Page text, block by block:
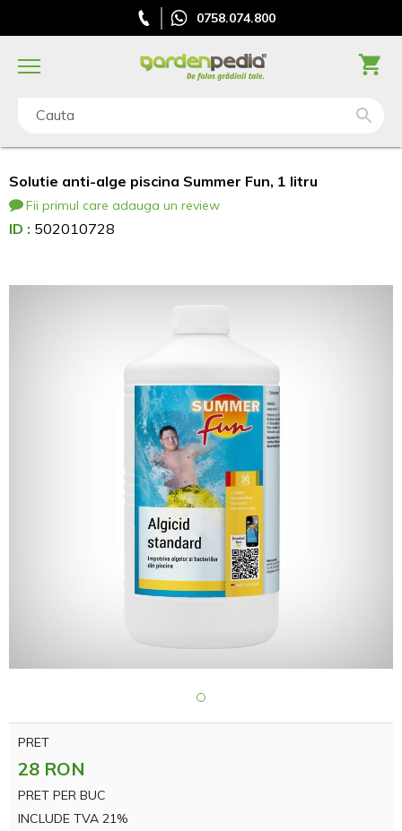
0758.074.800
Cauta
Solutie anti-alge piscina Summer Fun, 1 litru
Fii primul care adauga un review
ID : 502010728
PRET
28 RON
PRET PER BUC
INCLUDE TVA 21%